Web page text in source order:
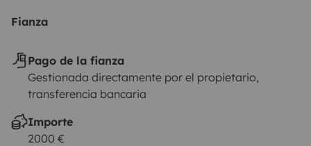
Fianza
Pago de la fianza
Gestionada directamente por el propietario,
transferencia bancaria
Importe
2000 €